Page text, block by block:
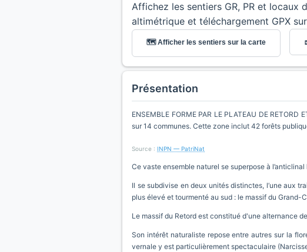
Affichez les sentiers GR, PR et
altimétrique et téléchargement GPX
🗺️ Afficher les sentiers sur la carte
Présentation
ENSEMBLE FORME PAR LE PLATEAU DE
sur 14 communes. Cette zone inclut 42 forêts
Source : INPN — PatriNat
Ce vaste ensemble naturel se superpose à
Il se subdivise en deux unités distinctes, l’une aux
plus élevé et tourmenté au sud : le massif du Grand-
Le massif du Retord est constitué d'une alternance
Son intérêt naturaliste repose entre autres sur la
vernale y est particulièrement spectaculaire